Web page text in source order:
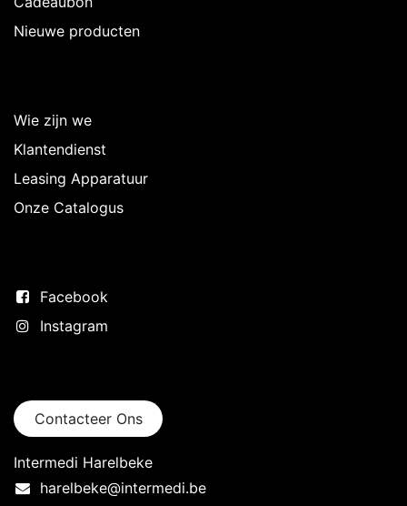
Nieuwe producten
Wie zijn we
Klantendienst
Leasing Apparatuur
Onze Catalogus
Facebook
Instagram
Contacteer Ons
Intermedi Harelbeke
harelbeke@intermedi.be